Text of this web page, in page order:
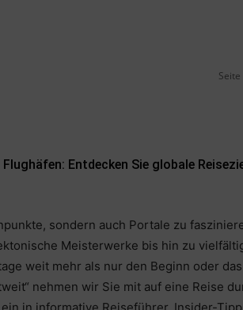
Entdecken Sie globale
sondern auch Portale zu
Meisterwerke bis hin zu
weit mehr als nur den Beginn oder
nehmen wir Sie mit auf eine Reise